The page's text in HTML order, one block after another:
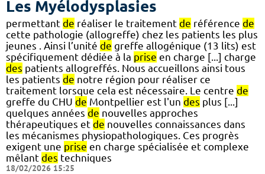
Les Myélodysplasies
permettant de réaliser le traitement de référence de
cette pathologie (allogreffe) chez les patients les plus
jeunes . Ainsi l’unité de greffe allogénique (13 lits) est
spécifiquement dédiée à la prise en charge [...] charge
des patients allogreffés. Nous accueillons ainsi tous
les patients de notre région pour réaliser ce
traitement lorsque cela est nécessaire. Le centre de
greffe du CHU de Montpellier est l'un des plus [...]
quelques années de nouvelles approches
thérapeutiques et de nouvelles connaissances dans
les mécanismes physiopathologiques. Ces progrès
exigent une prise en charge spécialisée et complexe
mêlant des techniques
18/02/2026 15:25